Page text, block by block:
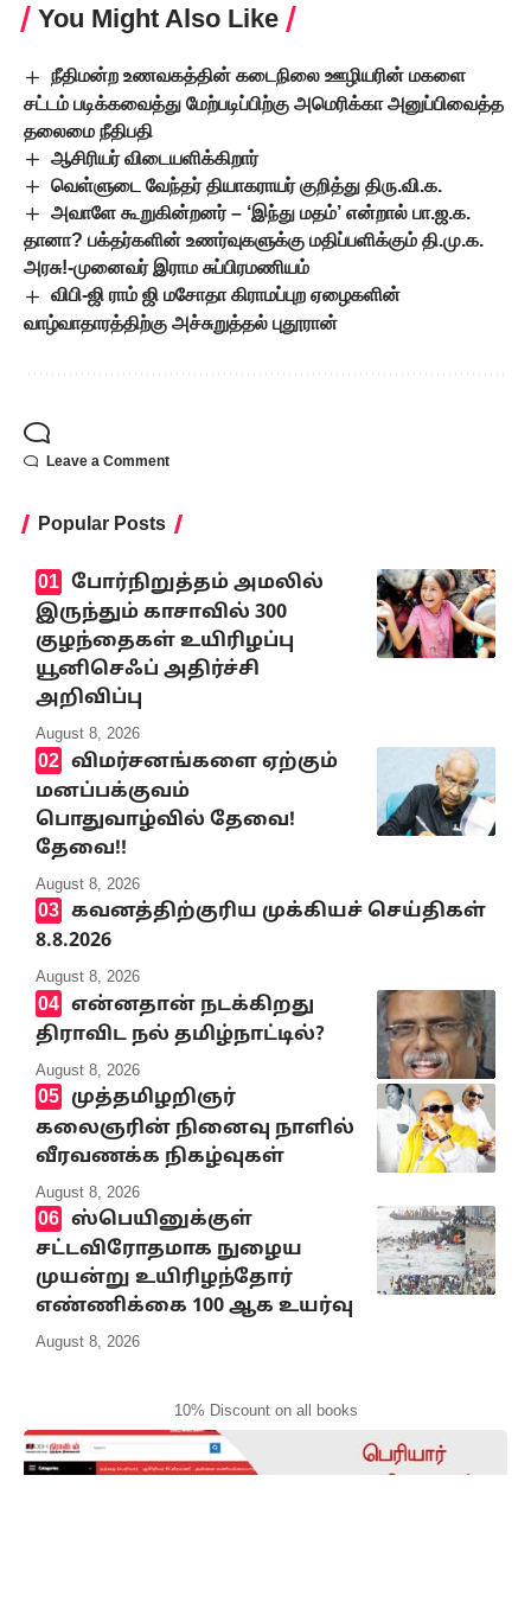
You Might Also Like
நீதிமன்ற உணவகத்தின் கடைநிலை ஊழியரின் மகளை
சட்டம் படிக்கவைத்து மேற்படிப்பிற்கு அமெரிக்கா அனுப்பிவைத்த
தலைமை நீதிபதி
ஆசிரியர் விடையளிக்கிறார்
வெள்ளுடை வேந்தர் தியாகராயர் குறித்து திரு.வி.க.
அவாளே கூறுகின்றனர் – ‘இந்து மதம்’ என்றால் பா.ஜ.க.
தானா? பக்தர்களின் உணர்வுகளுக்கு மதிப்பளிக்கும் தி.மு.க.
அரசு!-முனைவர் இராம சுப்பிரமணியம்
விபி-ஜி ராம் ஜி மசோதா கிராமப்புற ஏழைகளின்
வாழ்வாதாரத்திற்கு அச்சுறுத்தல் புதூரான்
Leave a Comment
Popular Posts
போர்நிறுத்தம் அமலில்
இருந்தும் காசாவில் 300
குழந்தைகள் உயிரிழப்பு
யூனிசெஃப் அதிர்ச்சி
அறிவிப்பு
August 8, 2026
விமர்சனங்களை ஏற்கும்
மனப்பக்குவம்
பொதுவாழ்வில் தேவை!
தேவை!!
August 8, 2026
கவனத்திற்குரிய முக்கியச் செய்திகள்
8.8.2026
August 8, 2026
என்னதான் நடக்கிறது
திராவிட நல் தமிழ்நாட்டில்?
August 8, 2026
முத்தமிழறிஞர்
கலைஞரின் நினைவு நாளில்
வீரவணக்க நிகழ்வுகள்
August 8, 2026
ஸ்பெயினுக்குள்
சட்டவிரோதமாக நுழைய
முயன்று உயிரிழந்தோர்
எண்ணிக்கை 100 ஆக உயர்வு
August 8, 2026
10% Discount on all books